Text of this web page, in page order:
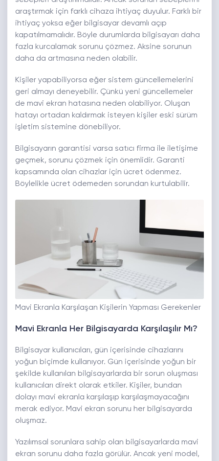
araştırmak için farklı cihaza ihtiyaç duyulur. Farklı bir
ihtiyaç yoksa eğer bilgisayar devamlı açıp
kapatılmamalıdır. Böyle durumlarda bilgisayarı daha
fazla kurcalamak sorunu çözmez. Aksine sorunun
daha da artmasına neden olabilir.
Kişiler yapabiliyorsa eğer sistem güncellemelerini
geri almayı deneyebilir. Çünkü yeni güncellemeler
de mavi ekran hatasına neden olabiliyor. Oluşan
hatayı ortadan kaldırmak isteyen kişiler eski sürüm
işletim sistemine dönebiliyor.
Bilgisayarın garantisi varsa satıcı firma ile iletişime
geçmek, sorunu çözmek için önemlidir. Garanti
kapsamında olan cihazlar için ücret ödenmez.
Böylelikle ücret ödemeden sorundan kurtulabilir.
Mavi Ekranla Karşılaşan Kişilerin Yapması Gerekenler
Mavi Ekranla Her Bilgisayarda Karşılaşılır Mı?
Bilgisayar kullanıcıları, gün içerisinde cihazlarını
yoğun biçimde kullanıyor. Gün içerisinde yoğun bir
şekilde kullanılan bilgisayarlarda bir sorun oluşması
kullanıcıları direkt olarak etkiler. Kişiler, bundan
dolayı mavi ekranla karşılaşıp karşılaşmayacağını
merak ediyor. Mavi ekran sorunu her bilgisayarda
oluşmaz.
Yazılımsal sorunlara sahip olan bilgisayarlarda mavi
ekran sorunu daha fazla görülür. Ancak yeni model,